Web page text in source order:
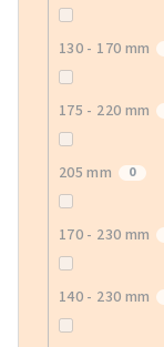
130 - 170 mm
175 - 220 mm
205 mm 0
170 - 230 mm
140 - 230 mm